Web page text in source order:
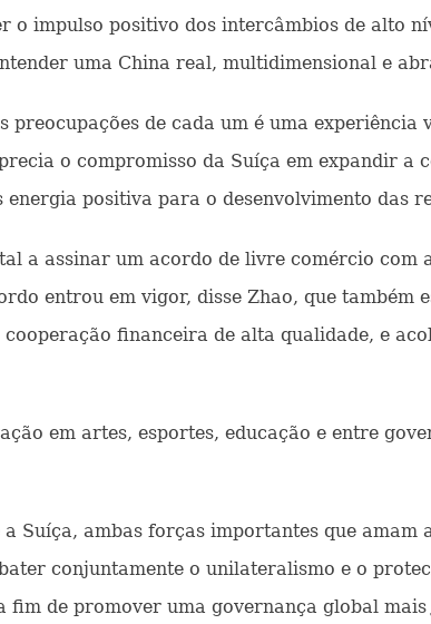
o impulso positivo dos intercâmbios de alto
uma China real, multidimensional e
preocupações de cada um é uma
o compromisso da Suíça em expandir a
positiva para o desenvolvimento das
a assinar um acordo de livre comércio com
entrou em vigor, disse Zhao, que também
financeira de alta qualidade, e
em artes, esportes, educação e entre
Suíça, ambas forças importantes que
conjuntamente o unilateralismo e o
de promover uma governança global